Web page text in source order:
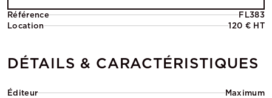
Référence
FL383
Location
120 € HT
DÉTAILS & CARACTÉRISTIQUES
Éditeur
Maximum